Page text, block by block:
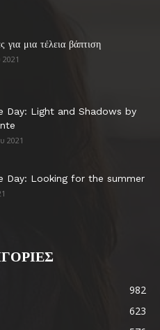
για μια τέλεια βάπτιση
Day: Light and Shadows by
2021
Day: Looking for the summer
982
623